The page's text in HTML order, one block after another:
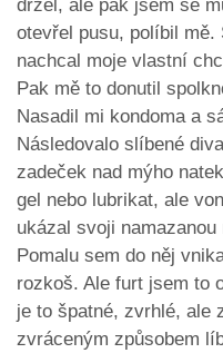
držel, ale pak jsem se
otevřel pusu, políbil
nachcal moje vlastní
Pak mě to donutil
Nasadil mi kondoma a
Následovalo slíbené
zadeček nad mýho
gel nebo lubrikat, ale
ukázal svoji
Pomalu sem do něj
rozkoš. Ale furt jsem to
je to špatné, zvrhlé, ale
zvráceným způsobem